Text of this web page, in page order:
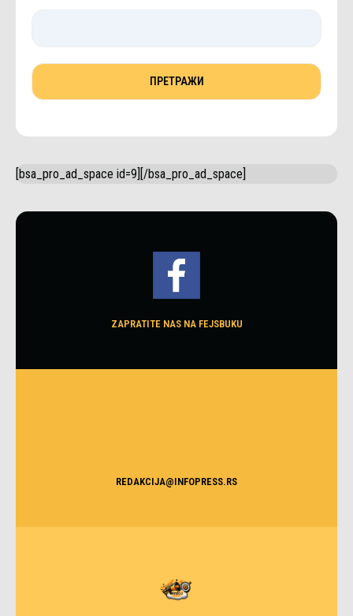
[bsa_pro_ad_space id=9][/bsa_pro_ad_space]
ZAPRATITE NAS NA FEJSBUKU
REDAKCIJA@INFOPRESS.RS